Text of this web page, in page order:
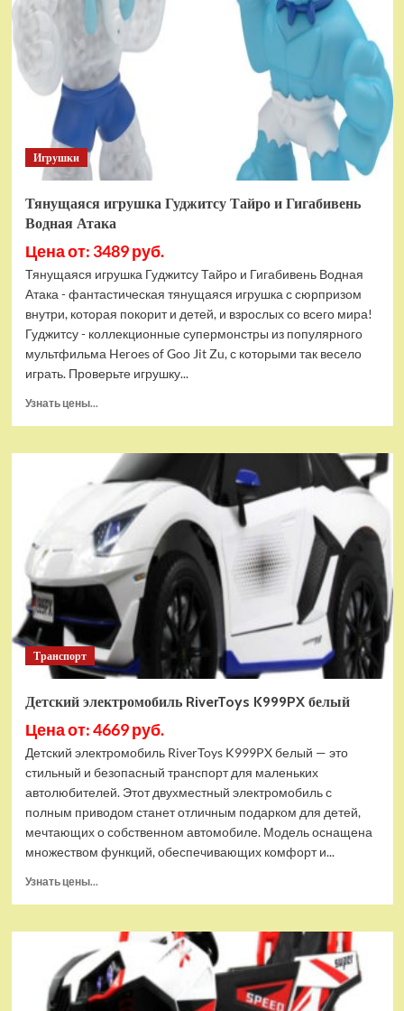
Квадрат
антистресс
(тактильная,
сенсорная)
Игрушки
Тянущаяся игрушка Гуджитсу Тайро и Гигабивень
Водная Атака
Цена от: 3489 руб.
Тянущаяся игрушка Гуджитсу Тайро и Гигабивень Водная
Атака - фантастическая тянущаяся игрушка с сюрпризом
внутри, которая покорит и детей, и взрослых со всего мира!
Гуджитсу - коллекционные супермонстры из популярного
мультфильма Heroes of Goo Jit Zu, с которыми так весело
играть. Проверьте игрушку...
Узнать цены...
Тянущаяся
игрушка
Гуджитсу
и
Гигабивень
Водная
Атака
Транспорт
Детский электромобиль RiverToys K999PX белый
Цена от: 4669 руб.
Детский электромобиль RiverToys K999PX белый — это
стильный и безопасный транспорт для маленьких
автолюбителей. Этот двухместный электромобиль с
полным приводом станет отличным подарком для детей,
мечтающих о собственном автомобиле. Модель оснащена
множеством функций, обеспечивающих комфорт и...
Узнать цены...
Детский
электромобиль
RiverToys
K999PX
белый